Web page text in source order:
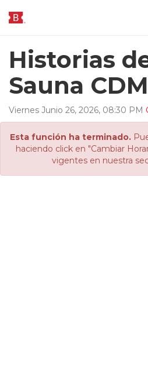
Historias
Sauna
Viernes Junio 26, 2026, 08:30 PM
Esta función ha terminado.
haciendo click en "Cambiar
vigentes en nuestra